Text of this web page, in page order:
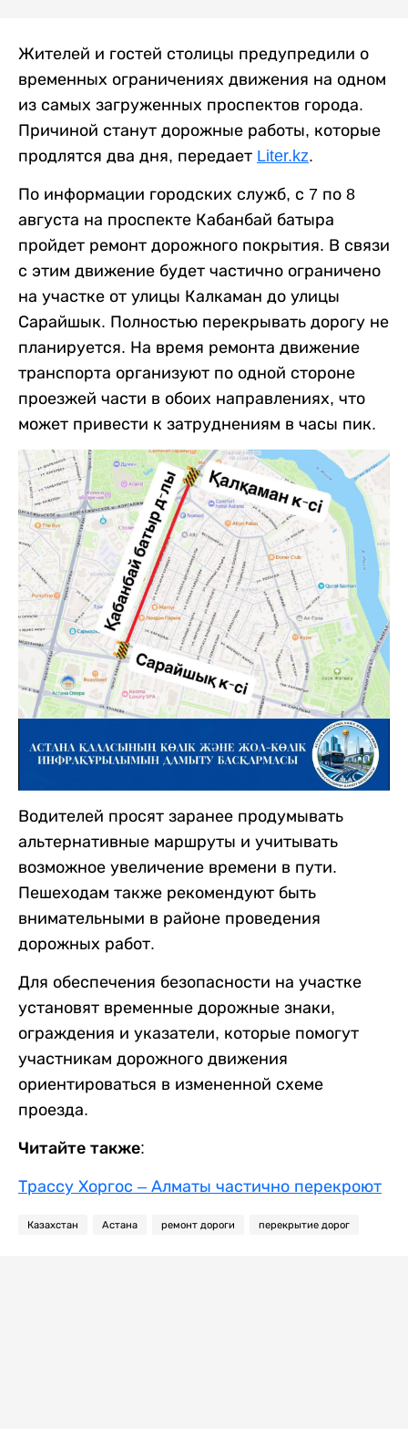
Жителей и гостей столицы предупредили о
временных ограничениях движения на одном
из самых загруженных проспектов города.
Причиной станут дорожные работы, которые
продлятся два дня, передает Liter.kz.
По информации городских служб, с 7 по 8
августа на проспекте Кабанбай батыра
пройдет ремонт дорожного покрытия. В связи
с этим движение будет частично ограничено
на участке от улицы Калкаман до улицы
Сарайшык. Полностью перекрывать дорогу не
планируется. На время ремонта движение
транспорта организуют по одной стороне
проезжей части в обоих направлениях, что
может привести к затруднениям в часы пик.
Водителей просят заранее продумывать
альтернативные маршруты и учитывать
возможное увеличение времени в пути.
Пешеходам также рекомендуют быть
внимательными в районе проведения
дорожных работ.
Для обеспечения безопасности на участке
установят временные дорожные знаки,
ограждения и указатели, которые помогут
участникам дорожного движения
ориентироваться в измененной схеме
проезда.
Читайте также:
Трассу Хоргос – Алматы частично перекроют
Казахстан Астана ремонт дороги перекрытие дорог